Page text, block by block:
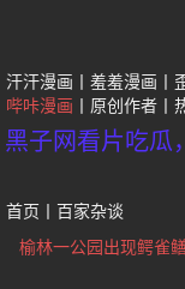
汗汗漫画 羞羞漫画
哔咔漫画
原创作者
黑子网看片吃瓜
首页 百家杂谈
榆林一公园出现鳄雀